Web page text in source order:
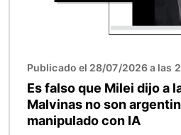
Publicado el 28/07/2026 a las
Es falso que Milei dijo a
Malvinas no son
manipulado con IA